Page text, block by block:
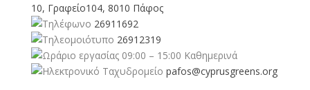
10, Γραφείο104, 8010 Πάφος
26911692
26912319
09:00 – 15:00 Καθημερινά
pafos@cyprusgreens.org